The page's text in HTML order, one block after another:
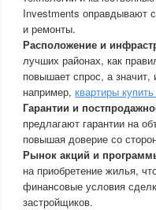
Investments оправдывают
и ремонты.
Расположение и
лучших районах, как
повышает спрос, а
например, квартиры
Гарантии и
предлагают гарантии на
повышая доверие со
Рынок акций и
на приобретение жилья,
финансовые условия
застройщиков.